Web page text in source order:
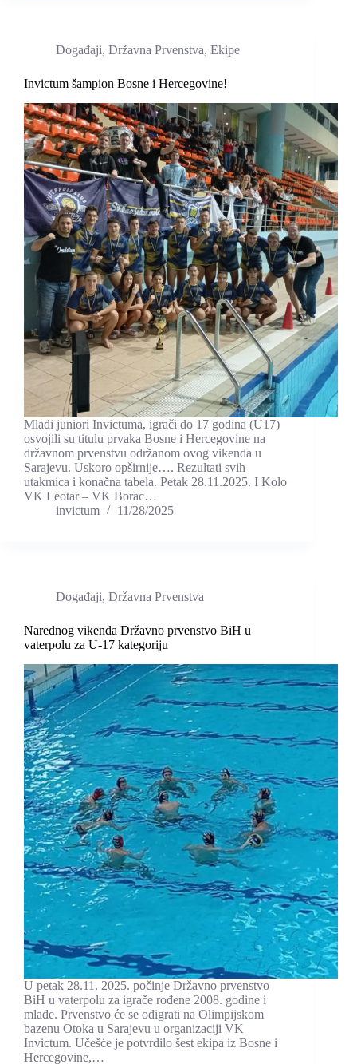
Događaji, Državna Prvenstva, Ekipe
Invictum šampion Bosne i Hercegovine!
Mlađi juniori Invictuma, igrači do 17 godina (U17)
osvojili su titulu prvaka Bosne i Hercegovine na
državnom prvenstvu održanom ovog vikenda u
Sarajevu. Uskoro opširnije…. Rezultati svih
utakmica i konačna tabela. Petak 28.11.2025. I Kolo
VK Leotar – VK Borac…
invictum
11/28/2025
Događaji, Državna Prvenstva
Narednog vikenda Državno prvenstvo BiH u
vaterpolu za U-17 kategoriju
U petak 28.11. 2025. počinje Državno prvenstvo
BiH u vaterpolu za igrače rođene 2008. godine i
mlađe. Prvenstvo će se odigrati na Olimpijskom
bazenu Otoka u Sarajevu u organizaciji VK
Invictum. Učešće je potvrdilo šest ekipa iz Bosne i
Hercegovine,…